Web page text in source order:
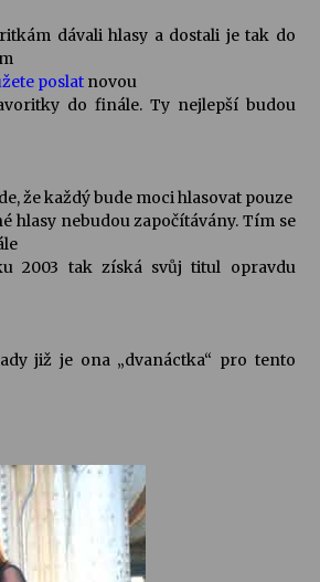
7. 2026
kousek za Humpolec. V Želivě ožije
Josefa Čapka
6. 2026
dávali hlasy a dostali je tak do
poslat novou
do finále. Ty nejlepší budou
že každý bude moci hlasovat pouze
hlasy nebudou započítávány. Tím se
2003 tak získá svůj titul opravdu
již je ona „dvanáctka“ pro tento